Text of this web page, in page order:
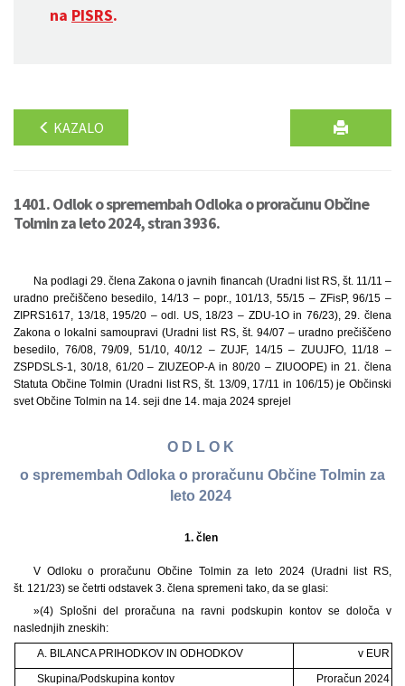
na PISRS.
KAZALO
1401. Odlok o spremembah Odloka o proračunu Občine
Tolmin za leto 2024, stran 3936.
Na podlagi 29. člena Zakona o javnih financah (Uradni list RS, št. 11/11 –
uradno prečiščeno besedilo, 14/13 – popr., 101/13, 55/15 – ZFisP, 96/15 –
ZIPRS1617, 13/18, 195/20 – odl. US, 18/23 – ZDU-1O in 76/23), 29. člena
Zakona o lokalni samoupravi (Uradni list RS, št. 94/07 – uradno prečiščeno
besedilo, 76/08, 79/09, 51/10, 40/12 – ZUJF, 14/15 – ZUUJFO, 11/18 –
ZSPDSLS-1, 30/18, 61/20 – ZIUZEOP-A in 80/20 – ZIUOOPE) in 21. člena
Statuta Občine Tolmin (Uradni list RS, št. 13/09, 17/11 in 106/15) je Občinski
svet Občine Tolmin na 14. seji dne 14. maja 2024 sprejel
O D L O K
o spremembah Odloka o proračunu Občine Tolmin za
leto 2024
1. člen
V Odloku o proračunu Občine Tolmin za leto 2024 (Uradni list RS,
št. 121/23) se četrti odstavek 3. člena spremeni tako, da se glasi:
»(4) Splošni del proračuna na ravni podskupin kontov se določa v
naslednjih zneskih:
A. BILANCA PRIHODKOV IN ODHODKOV
v EUR
Skupina/Podskupina kontov
Proračun 2024